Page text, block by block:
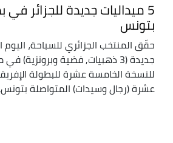
5 ميداليات جديدة للجزائر في
بتونس
جديدة (3 ذهبيات, فضية وبرونزية) في
للنسخة الخامسة عشرة للبطولة
عشرة (رجال وسيدات) المتواصلة بتونس.